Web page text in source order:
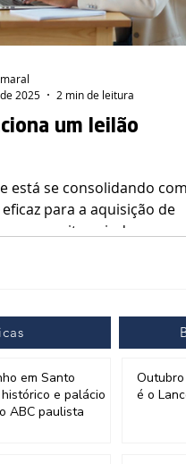
um leilão
para a aquisição de
mas muitos ainda
2025
2 min de leitura
em Santo
e palácio
ABC paulista
é o